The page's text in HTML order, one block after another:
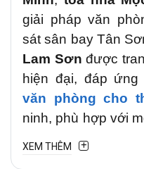
giải pháp văn
sát sân bay Tân
Lam Sơn được
hiện đại, đáp
văn phòng cho
ninh, phù hợp với
trong và ngoài
XEM THÊM